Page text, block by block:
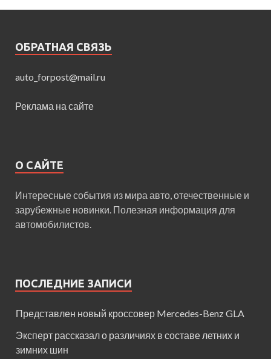
ОБРАТНАЯ СВЯЗЬ
auto_forpost@mail.ru
Реклама на сайте
О САЙТЕ
Интересные события из мира авто, отечественные и
зарубежные новинки. Полезная информация для
автомобилистов.
ПОСЛЕДНИЕ ЗАПИСИ
Представлен новый кроссовер Mercedes-Benz GLA
Эксперт рассказал о различиях в составе летних и
зимних шин